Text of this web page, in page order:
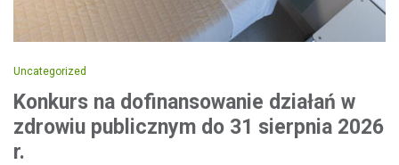
Uncategorized
Konkurs na dofinansowanie działań w
zdrowiu publicznym do 31 sierpnia 2026
r.